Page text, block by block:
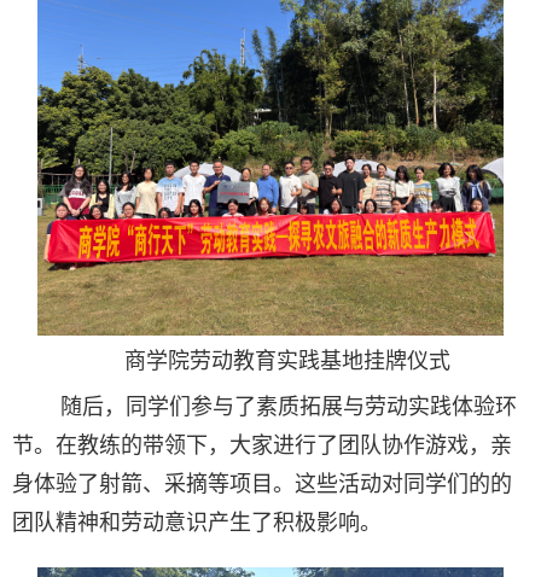
商学院劳动教育实践基地挂牌仪式
随后，同学们参与了素质拓展与劳动实践体验环
节。在教练的带领下，大家进行了团队协作游戏，亲
身体验了射箭、采摘等项目。这些活动对同学们的的
团队精神和劳动意识产生了积极影响。